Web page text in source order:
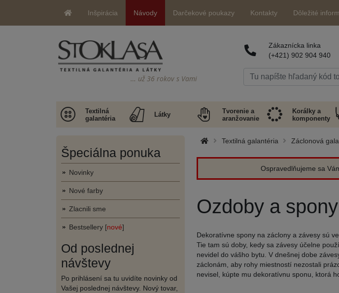
Inšpirácia Návody Darčekové poukazy Kontakty Dôležité
… už 36 rokov s Vami
Zákaznícka linka
(+421) 902 904 940
Textilná
galantéria
Látky
Tvorenie a
aranžovanie
Korálky a
komponenty
Špeciálna ponuka
Novinky
Nové farby
Zlacnili sme
Bestsellery [nové]
Od poslednej
návštevy
Po prihlásení sa tu uvidíte novinky od
Vašej poslednej návštevy. Nový tovar,
Textilná galantéria Záclonová
Ospravedlňujeme sa
Ozdoby a
Dekoratívne spony na záclony a závesy sú
Tie tam sú doby, kedy sa závesy účelne
nevidel do vášho bytu. V dnešnej dobe
záclonám, aby rohy miestností nezostali
nevisel, kúpte mu dekoratívnu sponu, ktorá